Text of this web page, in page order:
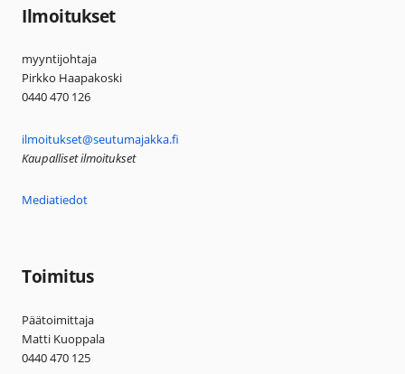
Ilmoitukset
myyntijohtaja
Pirkko Haapakoski
0440 470 126
ilmoitukset@seutumajakka.fi
Kaupalliset ilmoitukset
Mediatiedot
Toimitus
Päätoimittaja
Matti Kuoppala
0440 470 125